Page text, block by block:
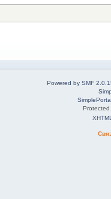
Powered by SMF